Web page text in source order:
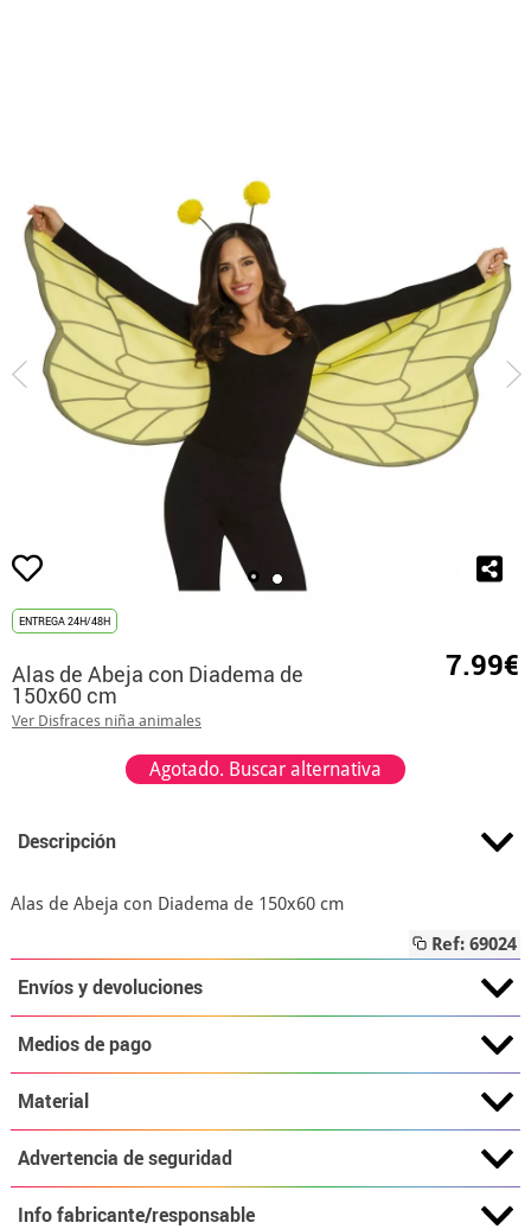
ENTREGA 24H/48H
Alas de Abeja con Diadema de
150x60 cm
Ver Disfraces niña animales
7.99€
Agotado. Buscar alternativa
Descripción
Alas de Abeja con Diadema de 150x60 cm
Ref: 69024
Envíos y devoluciones
Medios de pago
Material
Advertencia de seguridad
Info fabricante/responsable